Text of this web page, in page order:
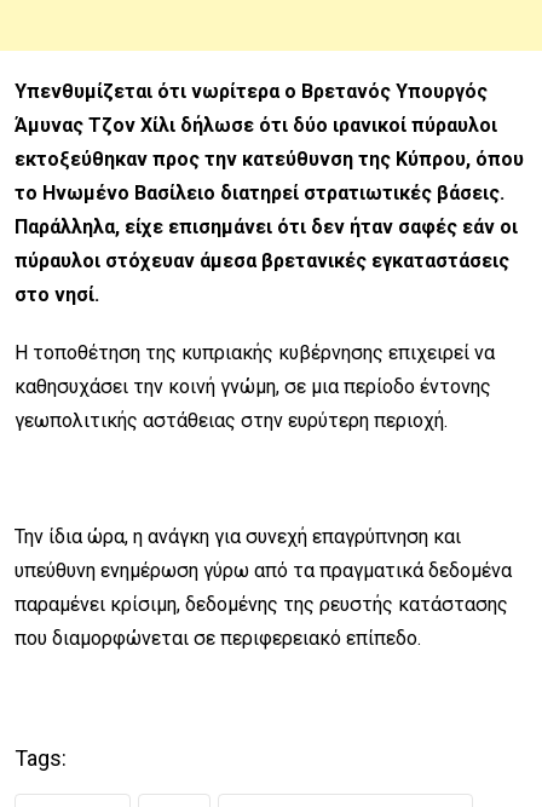
Υπενθυμίζεται ότι νωρίτερα ο Βρετανός Υπουργός
Άμυνας Τζον Χίλι δήλωσε ότι δύο ιρανικοί πύραυλοι
εκτοξεύθηκαν προς την κατεύθυνση της Κύπρου, όπου
το Ηνωμένο Βασίλειο διατηρεί στρατιωτικές βάσεις.
Παράλληλα, είχε επισημάνει ότι δεν ήταν σαφές εάν οι
πύραυλοι στόχευαν άμεσα βρετανικές εγκαταστάσεις
στο νησί.
Η τοποθέτηση της κυπριακής κυβέρνησης επιχειρεί να
καθησυχάσει την κοινή γνώμη, σε μια περίοδο έντονης
γεωπολιτικής αστάθειας στην ευρύτερη περιοχή.
Την ίδια ώρα, η ανάγκη για συνεχή επαγρύπνηση και
υπεύθυνη ενημέρωση γύρω από τα πραγματικά δεδομένα
παραμένει κρίσιμη, δεδομένης της ρευστής κατάστασης
που διαμορφώνεται σε περιφερειακό επίπεδο.
Tags: